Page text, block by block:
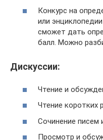
Конкурс на
или
сможет дать
балл. Можно
Дискуссии:
Чтение и
Чтение коротких
Сочинение писем
Просмотр и